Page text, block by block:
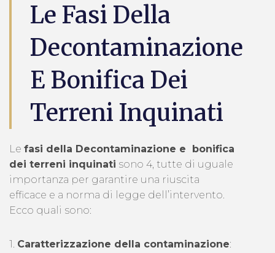
Le Fasi Della
Decontaminazione
E Bonifica Dei
Terreni Inquinati
Le fasi della Decontaminazione e bonifica
dei terreni inquinati sono 4, tutte di uguale
importanza per garantire una riuscita
efficace e a norma di legge dell’intervento.
Ecco quali sono:
1. Caratterizzazione della contaminazione: